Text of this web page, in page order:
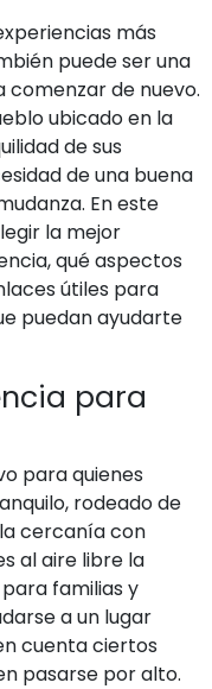
más
puede ser una
de nuevo.
ubicado en la
de sus
de una buena
En este
la mejor
qué aspectos
útiles para
puedan ayudarte
para
para quienes
rodeado de
cercanía con
al aire libre la
familias y
a un lugar
cuenta ciertos
pasarse por alto.